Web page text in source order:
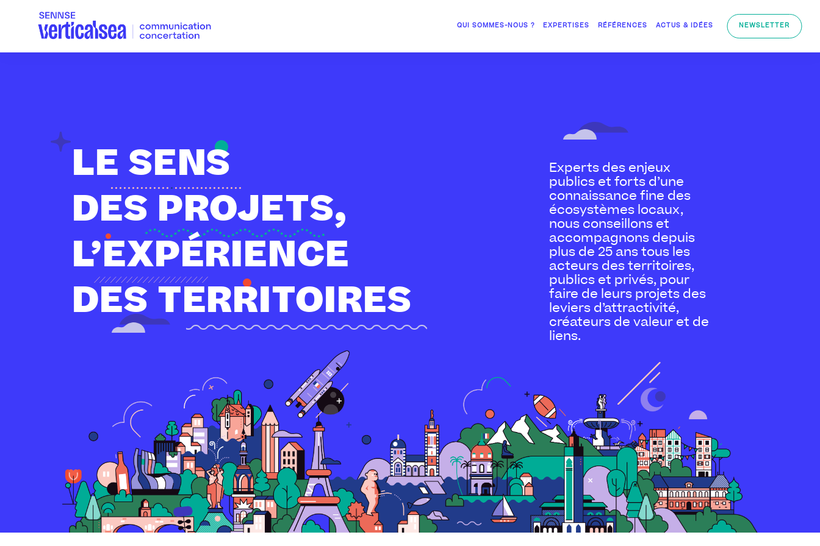
QUI SOMMES-NOUS ? EXPERTISES RÉFÉRENCES ACTUS & IDÉES NEWSLETTER
LE SENS
DES PROJETS,
L’EXPÉRIENCE
DES TERRITOIRES
Experts des enjeux
publics et forts d’une
connaissance fine des
écosystèmes locaux,
nous conseillons et
accompagnons depuis
plus de 25 ans tous les
acteurs des territoires,
publics et privés, pour
faire de leurs projets des
leviers d’attractivité,
créateurs de valeur et de
liens.